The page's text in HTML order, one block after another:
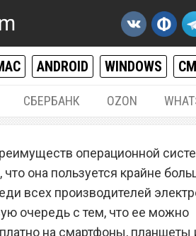
ANDROID WINDOWS
СБЕРБАНК OZON
десятки
операционной
она пользуется крайне
всех производителей
очередь с тем, что ее можно
на смартфоны, планшеты